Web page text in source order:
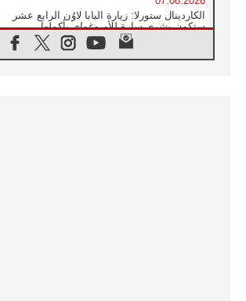
الكاردينال ستورلا: زيارة البابا لاوُن الرابع عشر
ستكون بشرى سارة للأوروغواي بأكملها
الفاتيكان يعلن برنامج الزيارة الرسولية للبابا لاوُن